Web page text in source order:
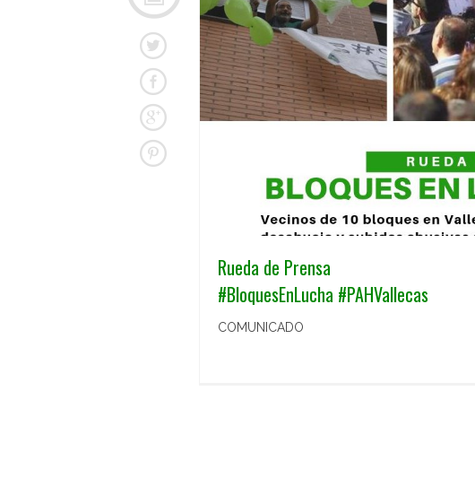
Rueda de Prensa
#BloquesEnLucha #PAHVallecas
COMUNICADO